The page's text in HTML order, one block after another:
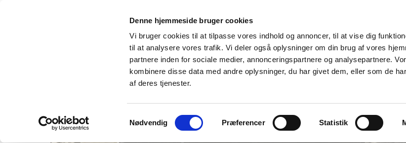
Denne hjemmeside bruger cookies
Vi bruger cookies til at tilpasse vores indhold og annoncer, til at vise dig
til at analysere vores trafik. Vi deler også oplysninger om din brug af vores
partnere inden for sociale medier, annonceringspartnere og analysepartnere.
kombinere disse data med andre oplysninger, du har givet dem, eller som de
af deres tjenester.
Nødvendig Præferencer Statistik
GRAPHIC